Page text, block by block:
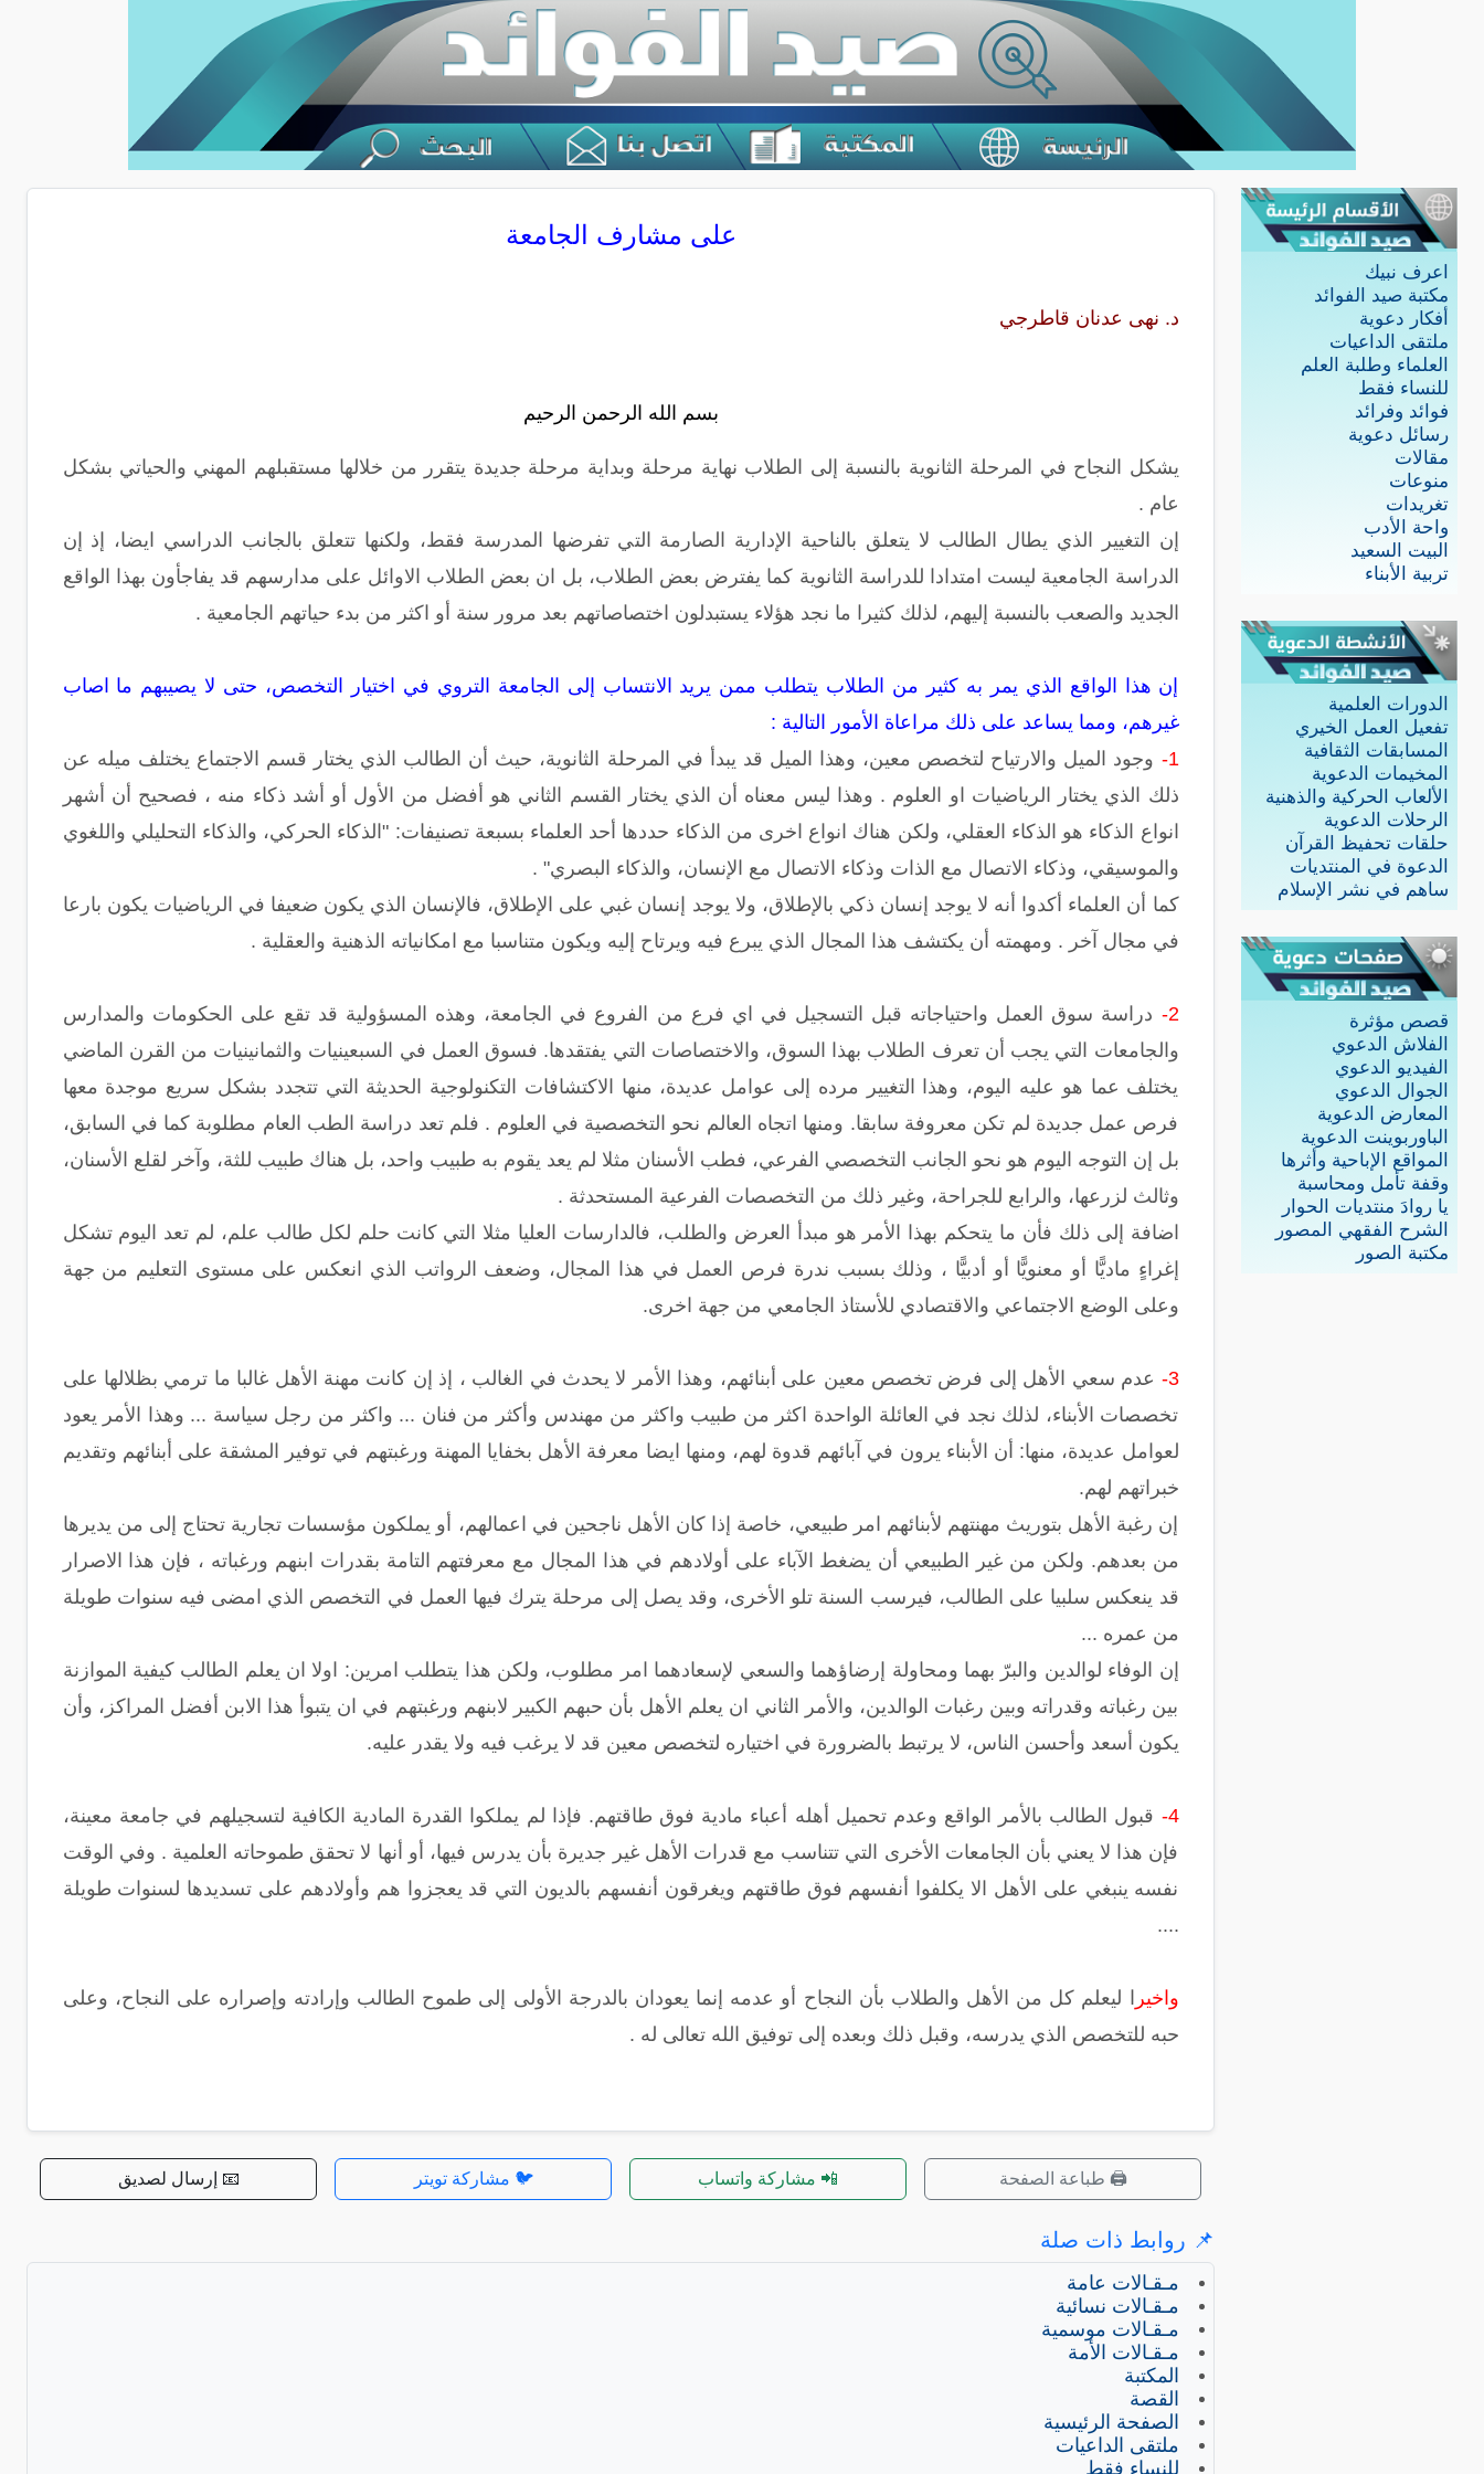
اعرف نبيك
مكتبة صيد الفوائد
أفكار دعوية
ملتقى الداعيات
العلماء وطلبة العلم
للنساء فقط
فوائد وفرائد
رسائل دعوية
مقالات
منوعات
تغريدات
واحة الأدب
البيت السعيد
تربية الأبناء
الدورات العلمية
تفعيل العمل الخيري
المسابقات الثقافية
المخيمات الدعوية
الألعاب الحركية والذهنية
الرحلات الدعوية
حلقات تحفيظ القرآن
الدعوة في المنتديات
ساهم في نشر الإسلام
قصص مؤثرة
الفلاش الدعوي
الفيديو الدعوي
الجوال الدعوي
المعارض الدعوية
الباوربوينت الدعوية
المواقع الإباحية وأثرها
وقفة تأمل ومحاسبة
يا روادَ منتديات الحوار
الشرح الفقهي المصور
مكتبة الصور
على مشارف الجامعة
د. نهى عدنان قاطرجي
بسم الله الرحمن الرحيم
يشكل النجاح في المرحلة الثانوية بالنسبة إلى الطلاب نهاية مرحلة وبداية مرحلة جديدة يتقرر من خلالها مستقبلهم المهني والحياتي بشكل
عام .
إن التغيير الذي يطال الطالب لا يتعلق بالناحية الإدارية الصارمة التي تفرضها المدرسة فقط، ولكنها تتعلق بالجانب الدراسي ايضا، إذ إن
الدراسة الجامعية ليست امتدادا للدراسة الثانوية كما يفترض بعض الطلاب، بل ان بعض الطلاب الاوائل على مدارسهم قد يفاجأون بهذا الواقع
الجديد والصعب بالنسبة إليهم، لذلك كثيرا ما نجد هؤلاء يستبدلون اختصاصاتهم بعد مرور سنة أو اكثر من بدء حياتهم الجامعية .
إن هذا الواقع الذي يمر به كثير من الطلاب يتطلب ممن يريد الانتساب إلى الجامعة التروي في اختيار التخصص، حتى لا يصيبهم ما اصاب
غيرهم، ومما يساعد على ذلك مراعاة الأمور التالية :
1-
وجود الميل والارتياح لتخصص معين، وهذا الميل قد يبدأ في المرحلة الثانوية، حيث أن الطالب الذي يختار قسم الاجتماع يختلف ميله عن
ذلك الذي يختار الرياضيات او العلوم . وهذا ليس معناه أن الذي يختار القسم الثاني هو أفضل من الأول أو أشد ذكاء منه ، فصحيح أن أشهر
انواع الذكاء هو الذكاء العقلي، ولكن هناك انواع اخرى من الذكاء حددها أحد العلماء بسبعة تصنيفات: "الذكاء الحركي، والذكاء التحليلي واللغوي
والموسيقي، وذكاء الاتصال مع الذات وذكاء الاتصال مع الإنسان، والذكاء البصري" .
كما أن العلماء أكدوا أنه لا يوجد إنسان ذكي بالإطلاق، ولا يوجد إنسان غبي على الإطلاق، فالإنسان الذي يكون ضعيفا في الرياضيات يكون بارعا
في مجال آخر . ومهمته أن يكتشف هذا المجال الذي يبرع فيه ويرتاح إليه ويكون متناسبا مع امكانياته الذهنية والعقلية .
2-
دراسة سوق العمل واحتياجاته قبل التسجيل في اي فرع من الفروع في الجامعة، وهذه المسؤولية قد تقع على الحكومات والمدارس
والجامعات التي يجب أن تعرف الطلاب بهذا السوق، والاختصاصات التي يفتقدها. فسوق العمل في السبعينيات والثمانينيات من القرن الماضي
يختلف عما هو عليه اليوم، وهذا التغيير مرده إلى عوامل عديدة، منها الاكتشافات التكنولوجية الحديثة التي تتجدد بشكل سريع موجدة معها
فرص عمل جديدة لم تكن معروفة سابقا. ومنها اتجاه العالم نحو التخصصية في العلوم . فلم تعد دراسة الطب العام مطلوبة كما في السابق،
بل إن التوجه اليوم هو نحو الجانب التخصصي الفرعي، فطب الأسنان مثلا لم يعد يقوم به طبيب واحد، بل هناك طبيب للثة، وآخر لقلع الأسنان،
وثالث لزرعها، والرابع للجراحة، وغير ذلك من التخصصات الفرعية المستحدثة .
اضافة إلى ذلك فأن ما يتحكم بهذا الأمر هو مبدأ العرض والطلب، فالدارسات العليا مثلا التي كانت حلم لكل طالب علم، لم تعد اليوم تشكل
إغراءٍ ماديًّا أو معنويًّا أو أدبيًّا ، وذلك بسبب ندرة فرص العمل في هذا المجال، وضعف الرواتب الذي انعكس على مستوى التعليم من جهة
وعلى الوضع الاجتماعي والاقتصادي للأستاذ الجامعي من جهة اخرى.
3-
عدم سعي الأهل إلى فرض تخصص معين على أبنائهم، وهذا الأمر لا يحدث في الغالب ، إذ إن كانت مهنة الأهل غالبا ما ترمي بظلالها على
تخصصات الأبناء، لذلك نجد في العائلة الواحدة اكثر من طبيب واكثر من مهندس وأكثر من فنان ... واكثر من رجل سياسة ... وهذا الأمر يعود
لعوامل عديدة، منها: أن الأبناء يرون في آبائهم قدوة لهم، ومنها ايضا معرفة الأهل بخفايا المهنة ورغبتهم في توفير المشقة على أبنائهم وتقديم
خبراتهم لهم.
إن رغبة الأهل بتوريث مهنتهم لأبنائهم امر طبيعي، خاصة إذا كان الأهل ناجحين في اعمالهم، أو يملكون مؤسسات تجارية تحتاج إلى من يديرها
من بعدهم. ولكن من غير الطبيعي أن يضغط الآباء على أولادهم في هذا المجال مع معرفتهم التامة بقدرات ابنهم ورغباته ، فإن هذا الاصرار
قد ينعكس سلبيا على الطالب، فيرسب السنة تلو الأخرى، وقد يصل إلى مرحلة يترك فيها العمل في التخصص الذي امضى فيه سنوات طويلة
من عمره ...
إن الوفاء لوالدين والبرّ بهما ومحاولة إرضاؤهما والسعي لإسعادهما امر مطلوب، ولكن هذا يتطلب امرين: اولا ان يعلم الطالب كيفية الموازنة
بين رغباته وقدراته وبين رغبات الوالدين، والأمر الثاني ان يعلم الأهل بأن حبهم الكبير لابنهم ورغبتهم في ان يتبوأ هذا الابن أفضل المراكز، وأن
يكون أسعد وأحسن الناس، لا يرتبط بالضرورة في اختياره لتخصص معين قد لا يرغب فيه ولا يقدر عليه.
4-
قبول الطالب بالأمر الواقع وعدم تحميل أهله أعباء مادية فوق طاقتهم. فإذا لم يملكوا القدرة المادية الكافية لتسجيلهم في جامعة معينة،
فإن هذا لا يعني بأن الجامعات الأخرى التي تتناسب مع قدرات الأهل غير جديرة بأن يدرس فيها، أو أنها لا تحقق طموحاته العلمية . وفي الوقت
نفسه ينبغي على الأهل الا يكلفوا أنفسهم فوق طاقتهم ويغرقون أنفسهم بالديون التي قد يعجزوا هم وأولادهم على تسديدها لسنوات طويلة
....
واخير ا ليعلم كل من الأهل والطلاب بأن النجاح أو عدمه إنما يعودان بالدرجة الأولى إلى طموح الطالب وإرادته وإصراره على النجاح، وعلى
حبه للتخصص الذي يدرسه، وقبل ذلك وبعده إلى توفيق الله تعالى له .
🖨️ طباعة الصفحة 📲 مشاركة واتساب 🐦 مشاركة تويتر 📧 إرسال لصديق
📌 روابط ذات صلة
مـقـالات عامة
مـقـالات نسائية
مـقـالات موسمية
مـقـالات الأمة
المكتبة
القصة
الصفحة الرئيسية
ملتقى الداعيات
للنساء فقط